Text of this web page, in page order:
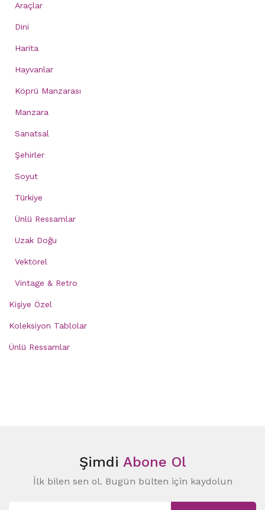
Araçlar
Dini
Harita
Hayvanlar
Köprü Manzarası
Manzara
Sanatsal
Şehirler
Soyut
Türkiye
Ünlü Ressamlar
Uzak Doğu
Vektörel
Vintage & Retro
Kişiye Özel
Koleksiyon Tablolar
Ünlü Ressamlar
Şimdi Abone Ol
İlk bilen sen ol. Bugün bülten için kaydolun